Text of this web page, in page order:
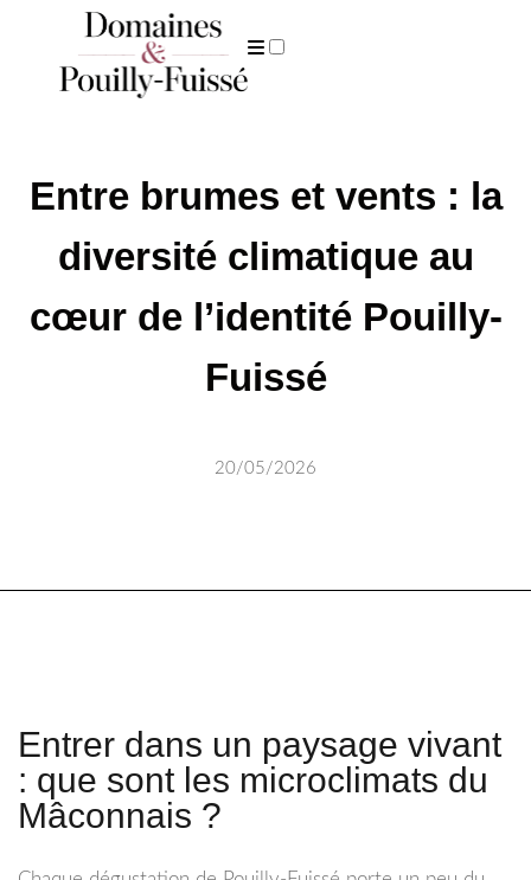
Entre brumes et vents : la
diversité climatique au
cœur de l’identité Pouilly-
Fuissé
20/05/2026
Entrer dans un paysage vivant
: que sont les microclimats du
Mâconnais ?